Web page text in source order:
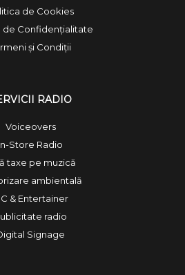
de Cookies
de Confidențialitate
și Condiții
RADIO
Voiceovers
Store Radio
taxe pe muzică
ambientală
& Entertainer
radio
Signage